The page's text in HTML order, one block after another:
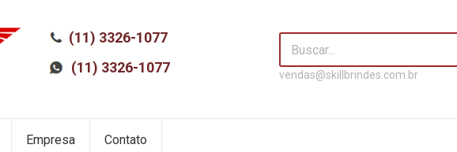
(11) 3326-1077
(11) 3326-1077
vendas@skillbrindes.com.br
Empresa Contato